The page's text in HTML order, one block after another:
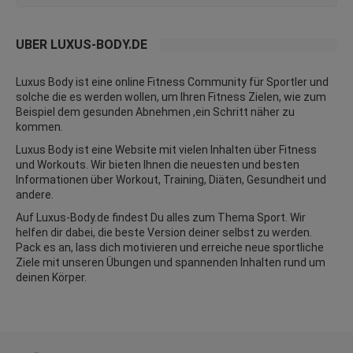
ÜBER LUXUS-BODY.DE
Luxus Body ist eine online Fitness Community für Sportler und
solche die es werden wollen, um Ihren Fitness Zielen, wie zum
Beispiel dem gesunden Abnehmen ,ein Schritt näher zu
kommen.
Luxus Body ist eine Website mit vielen Inhalten über Fitness
und Workouts . Wir bieten Ihnen die neuesten und besten
Informationen über Workout, Training, Diäten, Gesundheit und
andere.
Auf Luxus-Body.de findest Du alles zum Thema Sport. Wir
helfen dir dabei, die beste Version deiner selbst zu werden.
Pack es an, lass dich motivieren und erreiche neue sportliche
Ziele mit unseren Übungen und spannenden Inhalten rund um
deinen Körper.